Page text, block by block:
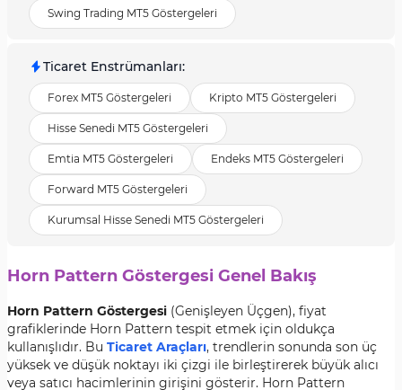
Swing Trading MT5 Göstergeleri
Ticaret Enstrümanları:
Forex MT5 Göstergeleri Kripto MT5 Göstergeleri
Hisse Senedi MT5 Göstergeleri
Emtia MT5 Göstergeleri Endeks MT5 Göstergeleri
Forward MT5 Göstergeleri
Kurumsal Hisse Senedi MT5 Göstergeleri
Horn Pattern Göstergesi Genel Bakış
Horn Pattern Göstergesi (Genişleyen Üçgen), fiyat
grafiklerinde Horn Pattern tespit etmek için oldukça
kullanışlıdır. Bu Ticaret Araçları, trendlerin sonunda son üç
yüksek ve düşük noktayı iki çizgi ile birleştirerek büyük alıcı
veya satıcı hacimlerinin girişini gösterir. Horn Pattern